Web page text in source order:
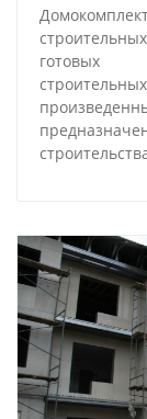
готовых